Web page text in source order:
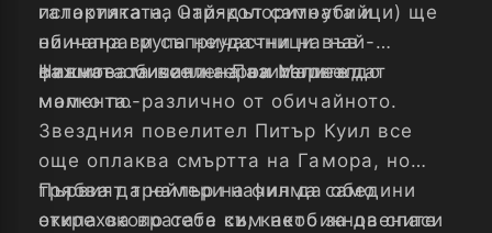
историята на най-колоритната и
обичана група неудачници във
филмовата вселена на Марвел.
галактиката, Отрядът самоубийци) ще
ни направи съпричастни на най-
важната мисия на Пазителите до
момента.
Нашите обичани герои изглеждат
малко по-различно от обичайното.
Звездния повелител Питър Куил все
още оплаква смъртта на Гамора, но
трябва да намери начин да обедини
екипа около себе си, както за да спаси
Първият трейлър на филма само
открехва вратата към необикновените